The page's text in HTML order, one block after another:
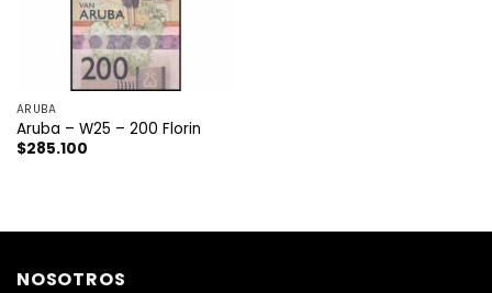
ARUBA
Aruba – W25 – 200 Florin
$285.100
NOSOTROS